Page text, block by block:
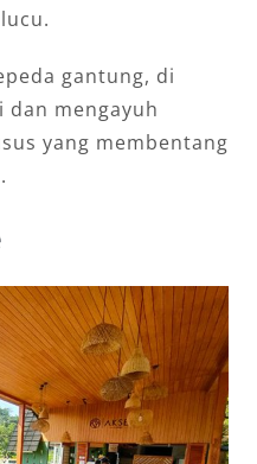
gantung, di
dan mengayuh
yang membentang